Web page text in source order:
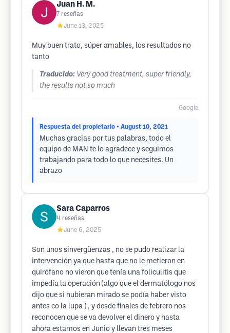
Juan H. M.
7 reseñas
★June 13, 2025
Muy buen trato, súper amables, los resultados no
tanto
Traducido: Very good treatment, super friendly,
the results not so much
Google
Respuesta del propietario • August 10, 2021
Muchas gracias por tus palabras, todo el
equipo de MAN te lo agradece y seguimos
trabajando para todo lo que necesites. Un
abrazo
Sara Caparros
4 reseñas
★June 6, 2025
Son unos sinvergüenzas , no se pudo realizar la
intervención ya que hasta que no le metieron en
quirófano no vieron que tenía una foliculitis que
impedía la operación (algo que el dermatólogo nos
dijo que si hubieran mirado se podía haber visto
antes co la lupa ) , y desde finales de febrero nos
reconocen que se va devolver el dinero y hasta
ahora estamos en Junio y llevan tres meses